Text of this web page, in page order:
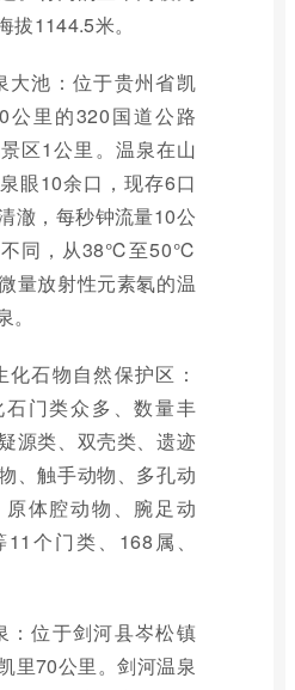
拔1144.5米。
大池：位于贵州省凯
公里的320国道公路
区1公里。温泉在山
眼10余口，现存6口
澈，每秒钟流量10公
不同，从38℃至50℃
量放射性元素氡的温
石物自然保护区：
门类众多、数量丰
源类、双壳类、遗迹
、触手动物、多孔动
体腔动物、腕足动
个门类、168属、
：位于剑河县岑松镇
里70公里。剑河温泉